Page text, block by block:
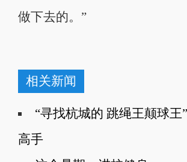
做下去的。”
相关新闻
“寻找杭城的 跳绳王颠球王
高手